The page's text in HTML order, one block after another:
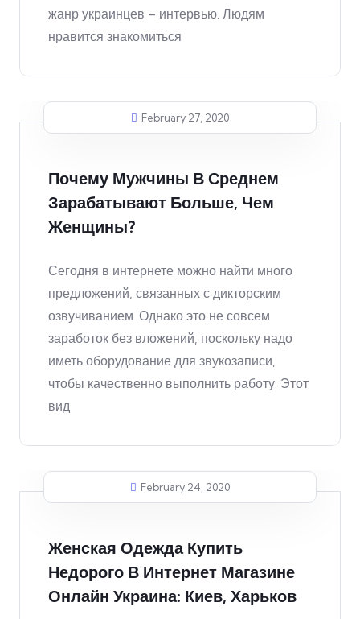
жанр украинцев – интервью. Людям
нравится знакомиться
February 27, 2020
Почему Мужчины В Среднем
Зарабатывают Больше, Чем
Женщины?
Сегодня в интернете можно найти много
предложений, связанных с дикторским
озвучиванием. Однако это не совсем
заработок без вложений, поскольку надо
иметь оборудование для звукозаписи,
чтобы качественно выполнить работу. Этот
вид
February 24, 2020
Женская Одежда Купить
Недорого В Интернет Магазине
Онлайн Украина: Киев, Харьков